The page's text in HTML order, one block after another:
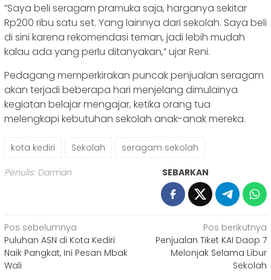
‎”Saya beli seragam pramuka saja, harganya sekitar
Rp200 ribu satu set. Yang lainnya dari sekolah. Saya beli
di sini karena rekomendasi teman, jadi lebih mudah
kalau ada yang perlu ditanyakan,” ujar Reni.
‎Pedagang memperkirakan puncak penjualan seragam
akan terjadi beberapa hari menjelang dimulainya
kegiatan belajar mengajar, ketika orang tua
melengkapi kebutuhan sekolah anak-anak mereka.
kota kediri Sekolah seragam sekolah
Penulis: Darman SEBARKAN
Navigasi
pos
Pos sebelumnya
Puluhan ASN di Kota Kediri
Naik Pangkat, Ini Pesan Mbak
Wali
Pos berikutnya
Penjualan Tiket KAI Daop 7
Melonjak Selama Libur
Sekolah